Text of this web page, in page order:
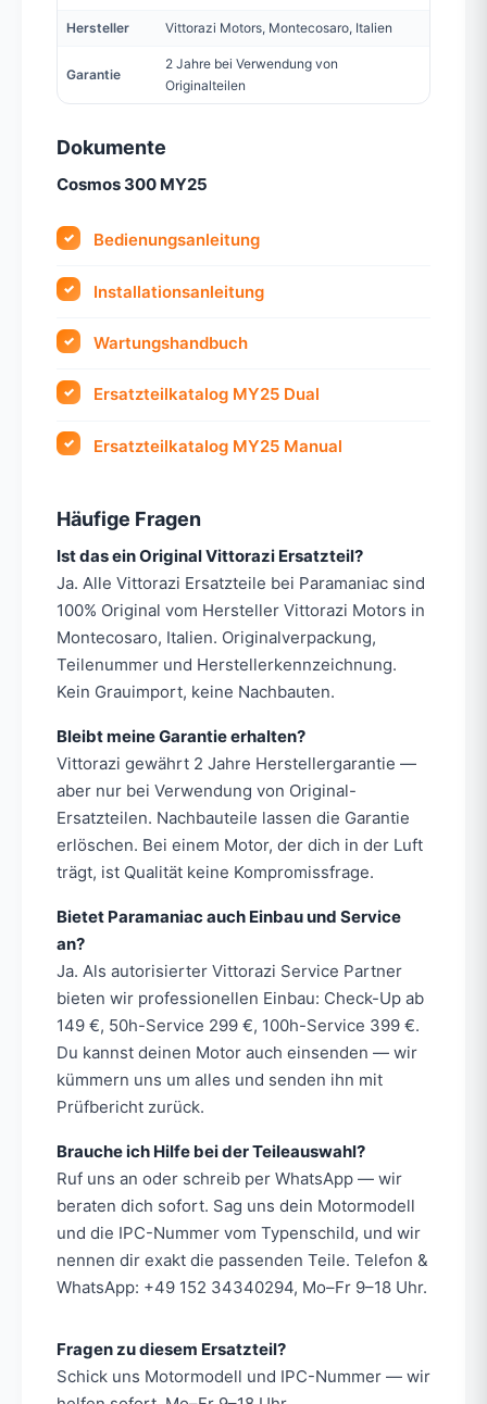
Hersteller Vittorazi Motors, Montecosaro, Italien
Garantie
2 Jahre bei Verwendung von
Originalteilen
Dokumente
Cosmos 300 MY25
Bedienungsanleitung
Installationsanleitung
Wartungshandbuch
Ersatzteilkatalog MY25 Dual
Ersatzteilkatalog MY25 Manual
Häufige Fragen
Ist das ein Original Vittorazi Ersatzteil?
Ja. Alle Vittorazi Ersatzteile bei Paramaniac sind
100% Original vom Hersteller Vittorazi Motors in
Montecosaro, Italien. Originalverpackung,
Teilenummer und Herstellerkennzeichnung.
Kein Grauimport, keine Nachbauten.
Bleibt meine Garantie erhalten?
Vittorazi gewährt 2 Jahre Herstellergarantie —
aber nur bei Verwendung von Original-
Ersatzteilen. Nachbauteile lassen die Garantie
erlöschen. Bei einem Motor, der dich in der Luft
trägt, ist Qualität keine Kompromissfrage.
Bietet Paramaniac auch Einbau und Service
an?
Ja. Als autorisierter Vittorazi Service Partner
bieten wir professionellen Einbau: Check-Up ab
149 €, 50h-Service 299 €, 100h-Service 399 €.
Du kannst deinen Motor auch einsenden — wir
kümmern uns um alles und senden ihn mit
Prüfbericht zurück.
Brauche ich Hilfe bei der Teileauswahl?
Ruf uns an oder schreib per WhatsApp — wir
beraten dich sofort. Sag uns dein Motormodell
und die IPC-Nummer vom Typenschild, und wir
nennen dir exakt die passenden Teile. Telefon &
WhatsApp: +49 152 34340294, Mo–Fr 9–18 Uhr.
Fragen zu diesem Ersatzteil?
Schick uns Motormodell und IPC-Nummer — wir